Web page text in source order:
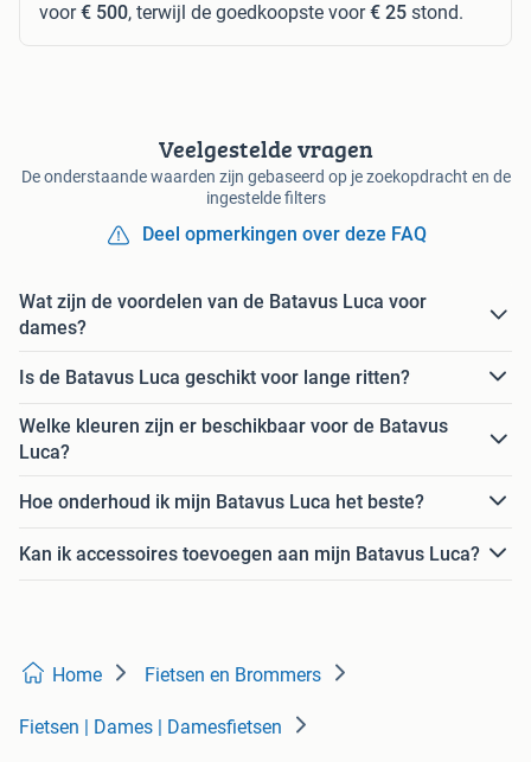
voor€ 500, terwijl de goedkoopste voor€ 25 stond.
Veelgestelde vragen
De onderstaande waarden zijn gebaseerd op je zoekopdracht en de
ingestelde filters
Deel opmerkingen over deze FAQ
Wat zijn de voordelen van de Batavus Luca voor
dames?
Is de Batavus Luca geschikt voor lange ritten?
Welke kleuren zijn er beschikbaar voor de Batavus
Luca?
Hoe onderhoud ik mijn Batavus Luca het beste?
Kan ik accessoires toevoegen aan mijn Batavus Luca?
Home Fietsen en Brommers
Fietsen | Dames | Damesfietsen